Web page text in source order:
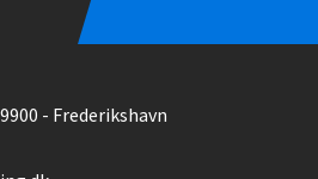
- Frederikshavn